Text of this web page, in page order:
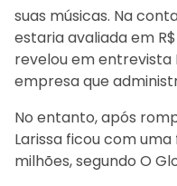
suas músicas. Na
estaria avaliada em
revelou em entrevista
empresa que
No entanto, após
Larissa ficou com
milhões, segundo O